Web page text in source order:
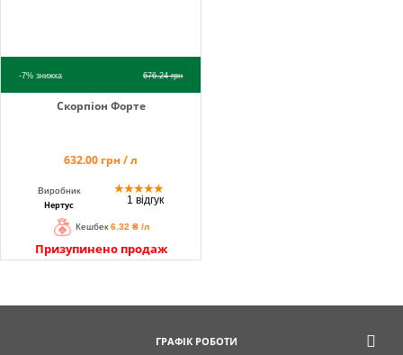
-7%знижка 676.24грн
Скорпіон Форте
632.00 грн / л
Виробник
Нертус
★★★★★
1 відгук
Кешбек 6.32 ₴ /л
Призупинено продаж
ГРАФІК РОБОТИ